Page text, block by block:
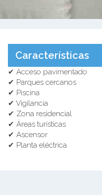
Características
✔ Acceso pavimentado
✔ Parques cercanos
✔ Piscina
✔ Vigilancia
✔ Zona residencial
✔ Áreas turísticas
✔ Ascensor
✔ Planta eléctrica